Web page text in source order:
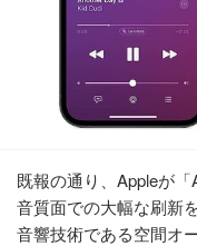
既報の通り、Appleが
音質面での大幅な刷新
音響技術である空間オ